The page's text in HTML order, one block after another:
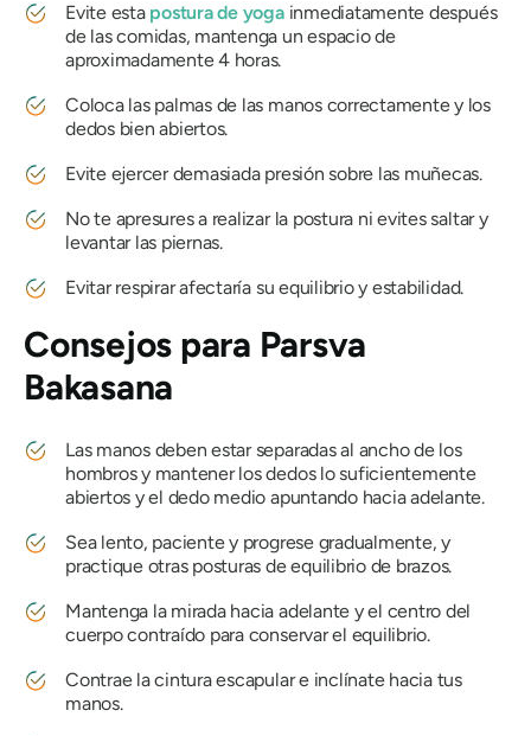
Evite esta postura de yogainmediatamente después
de las comidas, mantenga un espacio de
aproximadamente 4 horas.
Coloca las palmas de las manos correctamente y los
dedos bien abiertos.
Evite ejercer demasiada presión sobre las muñecas.
No te apresures a realizar la postura ni evites saltar y
levantar las piernas.
Evitar respirar afectaría su equilibrio y estabilidad.
Consejos para Parsva
Bakasana
Las manos deben estar separadas al ancho de los
hombros y mantener los dedos lo suficientemente
abiertos y el dedo medio apuntando hacia adelante.
Sea lento, paciente y progrese gradualmente, y
practique otras posturas de equilibrio de brazos.
Mantenga la mirada hacia adelante y el centro del
cuerpo contraído para conservar el equilibrio.
Contrae la cintura escapular e inclínate hacia tus
manos.